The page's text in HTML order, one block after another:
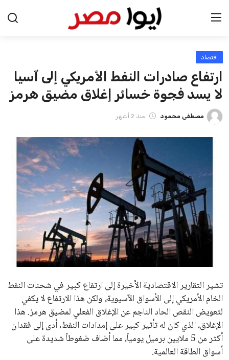
الرئيسية
اخبار مصر
عرب وعالم
منوعات
فن وثقافة
علوم وتكنولوجيا
المرأة والجمال
حوادث
محافظات
اقتصاد
ارتفاع صادرات النفط الأمريكي إلى آسيا
لا يسد فجوة خسائر إغلاق مضيق هرمز
مصطفى محمود منذ 2 أشهر
تشير التقارير الاقتصادية الأخيرة إلى ارتفاع كبير في شحنات النفط
الخام الأمريكي إلى الأسواق الآسيوية، ولكن هذا الارتفاع لا يكفي
لتعويض النقص الحاد الناجم عن الإغلاق الفعلي لمضيق هرمز. هذا
الإغلاق، الذي كان له تأثير كبير على إمدادات النفط، أدى إلى فقدان
أكثر من 5 ملايين برميل يومياً، مما أضاف ضغوطاً شديدة على
أسواق الطاقة العالمية.